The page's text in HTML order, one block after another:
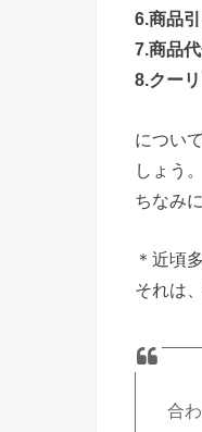
6.商品
7.商品
8.クー
につい
しょう。
ちなみ
＊近頃
それは
合